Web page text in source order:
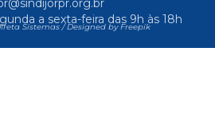
a sexta-feira das 9h às 18h
Sistemas /Designed by Freepik